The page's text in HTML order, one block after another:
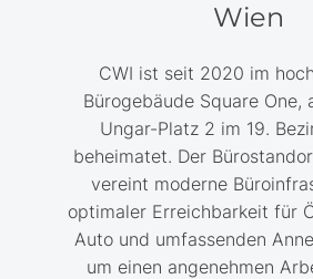
Wien
CWI ist seit 2020 im
Bürogebäude Square One,
Ungar-Platz 2 im 19.
beheimatet. Der
vereint moderne
optimaler Erreichbarkeit für
Auto und umfassenden
um einen angenehmen